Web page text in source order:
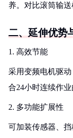
养。对比滚筒输送
二、延伸优势
1. 高效节能
采用变频电机驱
合24小时连续作
2. 多功能扩展性
可加装传感器、